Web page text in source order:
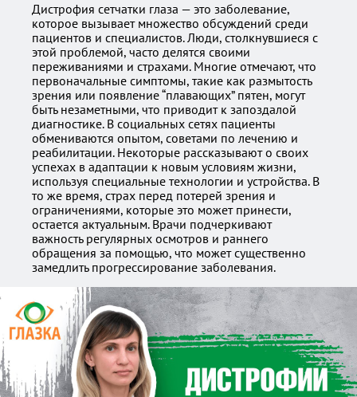
Дистрофия сетчатки глаза — это заболевание,
которое вызывает множество обсуждений среди
пациентов и специалистов. Люди, столкнувшиеся с
этой проблемой, часто делятся своими
переживаниями и страхами. Многие отмечают, что
первоначальные симптомы, такие как размытость
зрения или появление “плавающих” пятен, могут
быть незаметными, что приводит к запоздалой
диагностике. В социальных сетях пациенты
обмениваются опытом, советами по лечению и
реабилитации. Некоторые рассказывают о своих
успехах в адаптации к новым условиям жизни,
используя специальные технологии и устройства. В
то же время, страх перед потерей зрения и
ограничениями, которые это может принести,
остается актуальным. Врачи подчеркивают
важность регулярных осмотров и раннего
обращения за помощью, что может существенно
замедлить прогрессирование заболевания.